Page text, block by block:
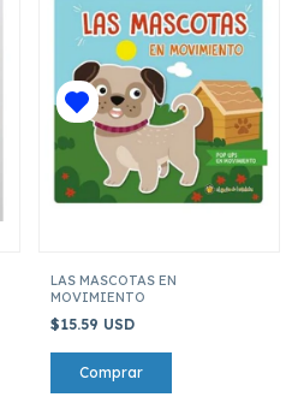
LAS MASCOTAS EN
MOVIMIENTO
$15.59 USD